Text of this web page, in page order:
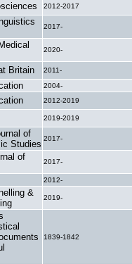
2012-2017
2017-
2020-
Britain 2011-
2004-
2012-2019
2019-2019
of
Studies
2017-
of
2017-
2012-
&
2019-
1839-1842